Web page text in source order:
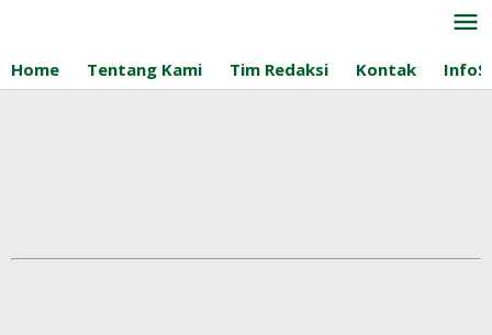
konten
Home Tentang Kami Tim Redaksi Kontak